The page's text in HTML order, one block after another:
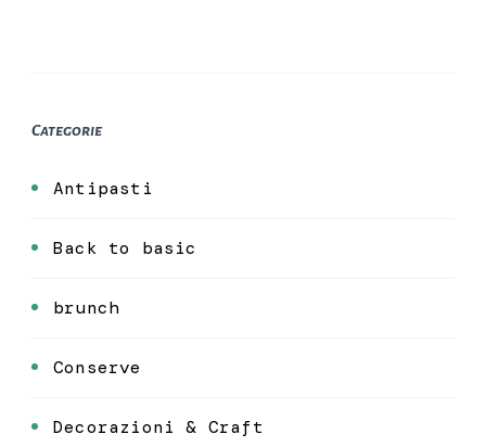
Categorie
Antipasti
Back to basic
brunch
Conserve
Decorazioni & Craft